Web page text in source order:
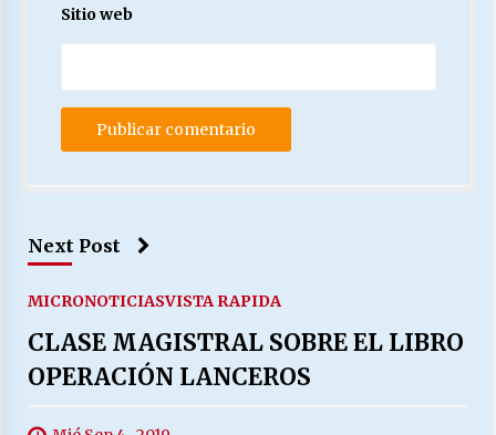
Sitio web
Next Post
MICRONOTICIASVISTA RAPIDA
CLASE MAGISTRAL SOBRE EL LIBRO
OPERACIÓN LANCEROS